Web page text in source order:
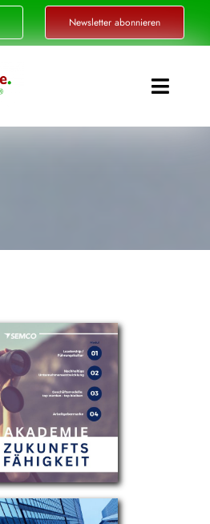
Newsletter abonnieren
Toggle
Standorte
Partner
Über uns